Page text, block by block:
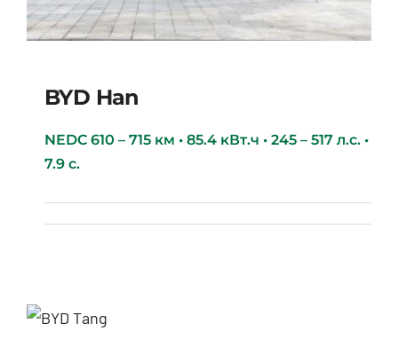
BYD Han
NEDC 610 – 715 км • 85.4 кВт.ч • 245 – 517 л.с. •
7.9 с.